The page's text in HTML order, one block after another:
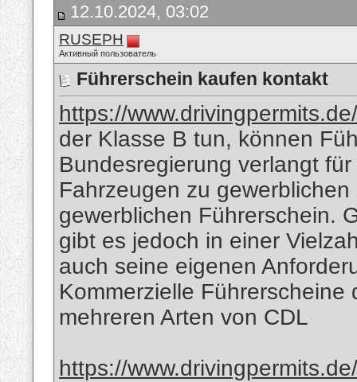
12.10.2024, 03:02
RUSEPH
Активный пользователь
Führerschein kaufen kontakt
https://www.drivingpermits.de/
der Klasse B tun, können
Bundesregierung verlangt
Fahrzeugen zu
gewerblichen Führerschein.
gibt es jedoch in einer
auch seine eigenen
Kommerzielle
mehreren Arten von CDL
https://www.drivingpermits.de/